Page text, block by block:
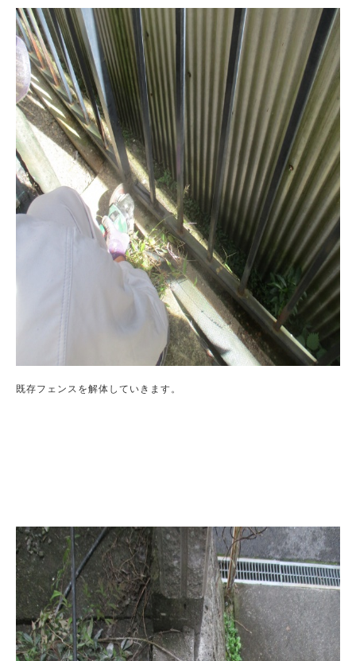
既存フェンスを解体していきます。